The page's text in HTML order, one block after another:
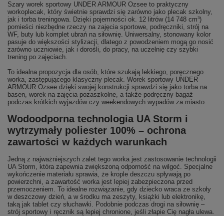
Szary worek sportowy UNDER ARMOUR Ozsee to praktyczny
workoplecak, który świetnie sprawdzi się zarówno jako plecak szkolny,
jak i torba treningowa. Dzięki pojemności ok. 12 litrów (14 748 cm³)
pomieści niezbędne rzeczy na zajęcia sportowe, podręczniki, strój na
WF, buty lub komplet ubrań na siłownię. Uniwersalny, stonowany kolor
pasuje do większości stylizacji, dlatego z powodzeniem mogą go nosić
zarówno uczniowie, jak i dorośli, do pracy, na uczelnię czy szybki
trening po zajęciach.
To idealna propozycja dla osób, które szukają lekkiego, poręcznego
worka, zastępującego klasyczny plecak. Worek sportowy UNDER
ARMOUR Ozsee dzięki swojej konstrukcji sprawdzi się jako torba na
basen, worek na zajęcia pozaszkolne, a także podręczny bagaż
podczas krótkich wyjazdów czy weekendowych wypadów za miasto.
Wodoodporna technologia UA Storm i
wytrzymały poliester 100% – ochrona
zawartości w każdych warunkach
Jedną z najważniejszych zalet tego worka jest zastosowanie technologii
UA Storm, która zapewnia zwiększoną odporność na wilgoć. Specjalne
wykończenie materiału sprawia, że krople deszczu spływają po
powierzchni, a zawartość worka jest lepiej zabezpieczona przed
przemoczeniem. To idealne rozwiązanie, gdy dziecko wraca ze szkoły
w deszczowy dzień, a w środku ma zeszyty, książki lub elektronikę,
taką jak tablet czy słuchawki. Podobnie podczas drogi na siłownię –
strój sportowy i ręcznik są lepiej chronione, jeśli złapie Cię nagła ulewa.